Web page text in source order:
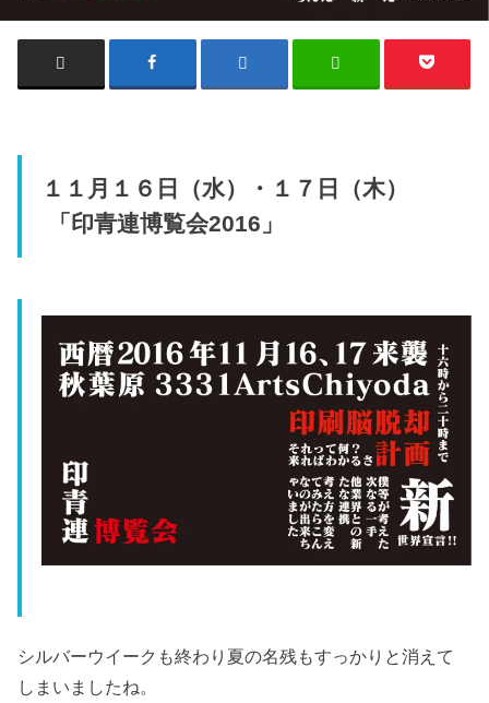
１１月１６日（水）・１７日（木）
「印青連博覧会2016」
シルバーウイークも終わり夏の名残もすっかりと消えて
しまいましたね。